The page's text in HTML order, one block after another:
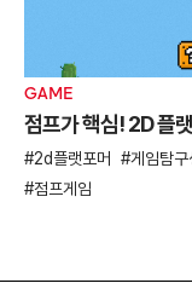
GAME
점프가 핵심! 2D 플
2d플랫포머 게임탐구
점프게임